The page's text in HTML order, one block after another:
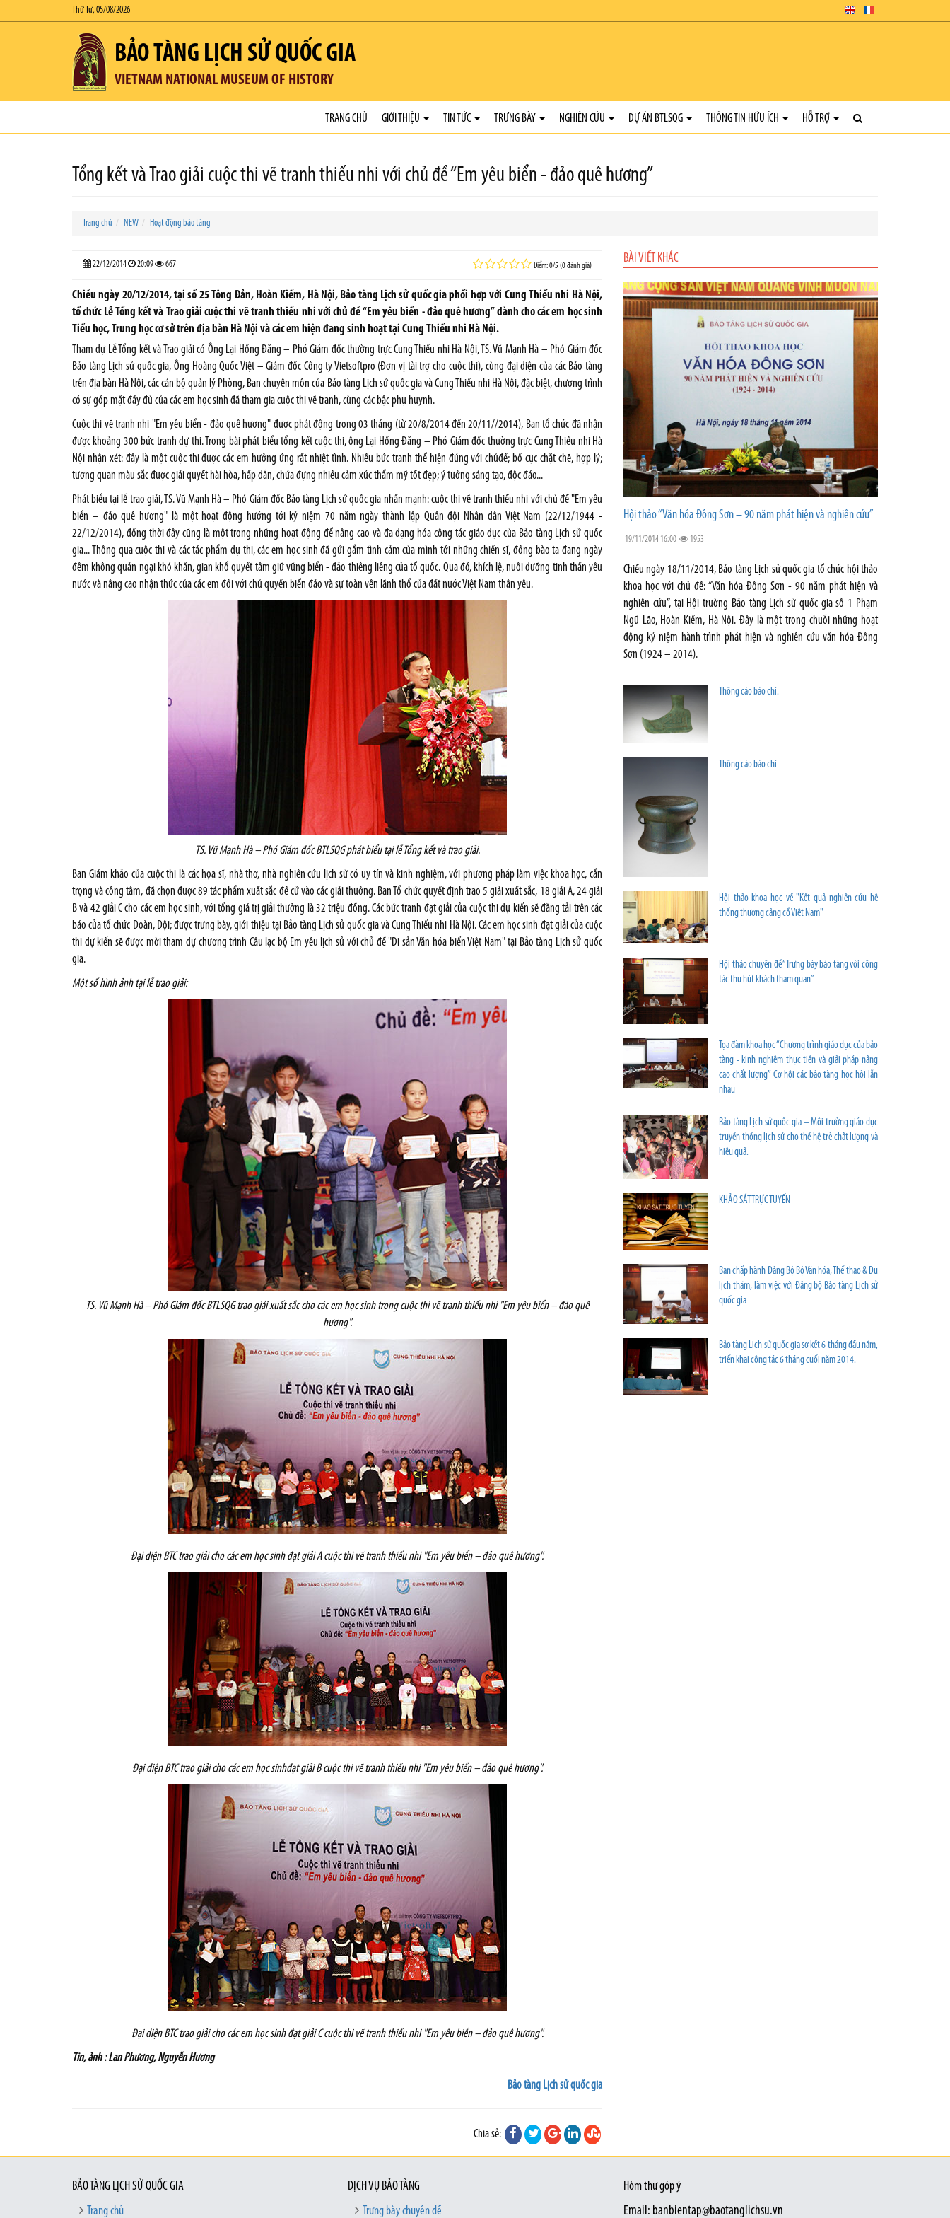
Thứ Tư, 05/08/2026
BẢO TÀNG LỊCH SỬ QUỐC GIA
VIETNAM NATIONAL MUSEUM OF HISTORY
TRANG CHỦ GIỚI THIỆU TIN TỨC TRƯNG BÀY NGHIÊN CỨU DỰ ÁN BTLSQG THÔNG TIN HỮU ÍCH HỖ TRỢ
Tổng kết và Trao giải cuộc thi vẽ tranh thiếu nhi với chủ đề “Em yêu biển - đảo quê hương”
Trang chủ NEW Hoạt động bảo tàng
22/12/2014 20:09 667 Điểm: 0/5 (0 đánh giá)
Chiều ngày 20/12/2014, tại số 25 Tông Đản, Hoàn Kiếm, Hà Nội, Bảo tàng Lịch sử quốc gia phối hợp với Cung Thiếu nhi Hà Nội,
tổ chức Lễ Tổng kết và Trao giải cuộc thi vẽ tranh thiếu nhi với chủ đề “Em yêu biển - đảo quê hương” dành cho các em học sinh
Tiểu học, Trung học cơ sở trên địa bàn Hà Nội và các em hiện đang sinh hoạt tại Cung Thiếu nhi Hà Nội.
Tham dự Lễ Tổng kết và Trao giải có Ông Lại Hồng Đăng – Phó Giám đốc thường trực Cung Thiếu nhi Hà Nội, TS. Vũ Mạnh Hà – Phó Giám đốc
Bảo tàng Lịch sử quốc gia, Ông Hoàng Quốc Việt – Giám đốc Công ty Vietsoftpro (Đơn vị tài trợ cho cuộc thi), cùng đại diện của các Bảo tàng
trên địa bàn Hà Nội, các cán bộ quản lý Phòng, Ban chuyên môn của Bảo tàng Lịch sử quốc gia và Cung Thiếu nhi Hà Nội, đặc biệt, chương trình
có sự góp mặt đầy đủ của các em học sinh đã tham gia cuộc thi vẽ tranh, cùng các bậc phụ huynh.
Cuộc thi vẽ tranh nhi "Em yêu biển - đảo quê hương" được phát động trong 03 tháng (từ 20/8/2014 đến 20/11//2014), Ban tổ chức đã nhận
được khoảng 300 bức tranh dự thi. Trong bài phát biểu tổng kết cuộc thi, ông Lại Hồng Đăng – Phó Giám đốc thường trực Cung Thiếu nhi Hà
Nội nhận xét: đây là một cuộc thi được các em hưởng ứng rất nhiệt tình. Nhiều bức tranh thể hiện đúng với chủđề; bố cục chặt chẽ, hợp lý;
tương quan màu sắc được giải quyết hài hòa, hấp dẫn, chứa đựng nhiều cảm xúc thẩm mỹ tốt đẹp; ý tưởng sáng tạo, độc đáo...
Phát biểu tại lễ trao giải, TS. Vũ Mạnh Hà – Phó Giám đốc Bảo tàng Lịch sử quốc gia nhấn mạnh: cuộc thi vẽ tranh thiếu nhi với chủ đề "Em yêu
biển – đảo quê hương" là một hoạt động hướng tới kỷ niệm 70 năm ngày thành lập Quân đội Nhân dân Việt Nam (22/12/1944 -
22/12/2014), đồng thời đây cũng là một trong những hoạt động để nâng cao và đa dạng hóa công tác giáo dục của Bảo tàng Lịch sử quốc
gia... Thông qua cuộc thi và các tác phẩm dự thi, các em học sinh đã gửi gắm tình cảm của mình tới những chiến sĩ, đồng bào ta đang ngày
đêm không quản ngại khó khăn, gian khổ quyết tâm giữ vững biển - đảo thiêng liêng của tổ quốc. Qua đó, khích lệ, nuôi dưỡng tinh thần yêu
nước và nâng cao nhận thức của các em đối với chủ quyền biển đảo và sự toàn vên lãnh thổ của đất nước Việt Nam thân yêu.
TS. Vũ Mạnh Hà – Phó Giám đốc BTLSQG phát biểu tại lễ Tổng kết và trao giải.
Ban Giám khảo của cuộc thi là các họa sĩ, nhà thơ, nhà nghiên cứu lịch sử có uy tín và kinh nghiệm, với phương pháp làm việc khoa học, cẩn
trọng và công tâm, đã chọn được 89 tác phẩm xuất sắc đề cử vào các giải thưởng. Ban Tổ chức quyết định trao 5 giải xuất sắc, 18 giải A, 24 giải
B và 42 giải C cho các em học sinh, với tổng giá trị giải thưởng là 32 triệu đồng. Các bức tranh đạt giải của cuộc thi dự kiến sẽ đăng tải trên các
báo của tổ chức Đoàn, Đội; được trưng bày, giới thiệu tại Bảo tàng Lịch sử quốc gia và Cung Thiếu nhi Hà Nội. Các em học sinh đạt giải của cuộc
thi dự kiến sẽ được mời tham dự chương trình Câu lạc bộ Em yêu lịch sử với chủ đề "Di sản Văn hóa biển Việt Nam" tại Bảo tàng Lịch sử quốc
gia.
Một số hình ảnh tại lễ trao giải:
TS. Vũ Mạnh Hà – Phó Giám đốc BTLSQG trao giải xuất sắc cho các em học sinh trong cuộc thi vẽ tranh thiếu nhi "Em yêu biển – đảo quê
hương".
Đại diện BTC trao giải cho các em học sinh đạt giải A cuộc thi vẽ tranh thiếu nhi "Em yêu biển – đảo quê hương".
Đại diện BTC trao giải cho các em học sinhđạt giải B cuộc thi vẽ tranh thiếu nhi "Em yêu biển – đảo quê hương".
Đại diện BTC trao giải cho các em học sinh đạt giải C cuộc thi vẽ tranh thiếu nhi "Em yêu biển – đảo quê hương".
Tin, ảnh : Lan Phương, Nguyễn Hương
Bảo tàng Lịch sử quốc gia
Chia sẻ:
BÀI VIẾT KHÁC
Hội thảo “Văn hóa Đông Sơn – 90 năm phát hiện và nghiên cứu”
19/11/2014 16:00 1953
Chiều ngày 18/11/2014, Bảo tàng Lịch sử quốc gia tổ chức hội thảo
khoa học với chủ đề: “Văn hóa Đông Sơn - 90 năm phát hiện và
nghiên cứu”, tại Hội trường Bảo tàng Lịch sử quốc gia số 1 Phạm
Ngũ Lão, Hoàn Kiếm, Hà Nội. Đây là một trong chuỗi những hoạt
động kỷ niệm hành trình phát hiện và nghiên cứu văn hóa Đông
Sơn (1924 – 2014).
Thông cáo báo chí.
Thông cáo báo chí
Hội thảo khoa học về "Kết quả nghiên cứu hệ
thống thương cảng cổ Việt Nam"
Hội thảo chuyên đề “Trưng bày bảo tàng với công
tác thu hút khách tham quan”
Tọa đàm khoa học “Chương trình giáo dục của bảo
tàng - kinh nghiệm thực tiễn và giải pháp nâng
cao chất lượng” Cơ hội các bảo tàng học hỏi lẫn
nhau
Bảo tàng Lịch sử quốc gia – Môi trường giáo dục
truyền thống lịch sử cho thế hệ trẻ chất lượng và
hiệu quả.
KHẢO SÁT TRỰC TUYẾN
Ban chấp hành Đảng Bộ Bộ Văn hóa, Thể thao & Du
lịch thăm, làm việc với Đảng bộ Bảo tàng Lịch sử
quốc gia
Bảo tàng Lịch sử quốc gia sơ kết 6 tháng đầu năm,
triển khai công tác 6 tháng cuối năm 2014.
BẢO TÀNG LỊCH SỬ QUỐC GIA
Trang chủ
DỊCH VỤ BẢO TÀNG
Trưng bày chuyên đề
Hòm thư góp ý
Email: banbientap@baotanglichsu.vn